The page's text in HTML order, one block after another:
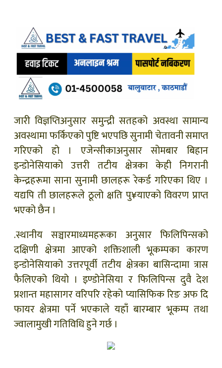
जारी विज्ञप्तिअनुसार समुन्द्री सतहको अवस्था सामान्य
अवस्थामा फर्किएको पुष्टि भएपछि सुनामी चेतावनी समाप्त
गरिएको हो । एजेन्सीकाअनुसार सोमबार बिहान
इन्डोनेसियाको उत्तरी तटीय क्षेत्रका केही निगरानी
केन्द्रहरूमा साना सुनामी छालहरू रेकर्ड गरिएका थिए ।
यद्यपि ती छालहरूले ठूलो क्षति पु¥याएको विवरण प्राप्त
भएको छैन ।
.स्थानीय सञ्चारमाध्यमहरूका अनुसार फिलिपिन्सको
दक्षिणी क्षेत्रमा आएको शक्तिशाली भूकम्पका कारण
इन्डोनेसियाको उत्तरपूर्वी तटीय क्षेत्रका बासिन्दामा त्रास
फैलिएको थियो । इण्डोनेसिया र फिलिपिन्स दुवै देश
प्रशान्त महासागर वरिपरि रहेको प्यासिफिक रिङ अफ दि
फायर क्षेत्रमा पर्ने भएकाले यहाँ बारम्बार भूकम्प तथा
ज्वालामुखी गतिविधि हुने गर्छ ।